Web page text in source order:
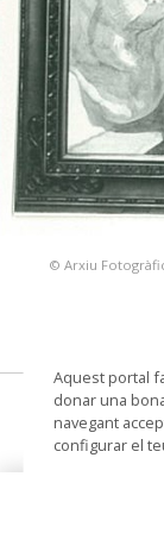
© Arxiu
Aquest portal
donar una
navegant
configurar el